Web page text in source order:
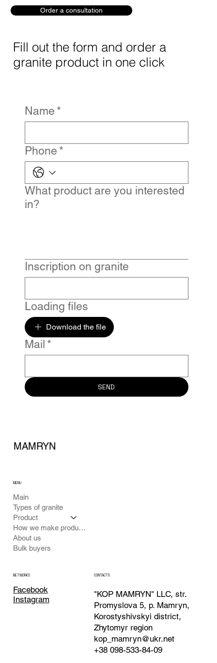
Order a consultation
Fill out the form and order a
granite product in one click
Name *
Phone *
What product are you interested
in?
Inscription on granite
Loading files
Download the file
Mail *
SEND
MAMRYN
Main
Types of granite
Product
How we make products
About us
Bulk buyers
MENU
NETWORKS
Facebook
Instagram
CONTACTS
"KOP MAMRYN" LLC, str.
Promyslova 5, p. Mamryn,
Korostyshivskyi district,
Zhytomyr region
kop_mamryn@ukr.net
+38 098-533-84-09